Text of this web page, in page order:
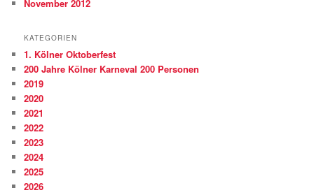
November 2012
KATEGORIEN
1. Kölner Oktoberfest
200 Jahre Kölner Karneval 200 Personen
2019
2020
2021
2022
2023
2024
2025
2026